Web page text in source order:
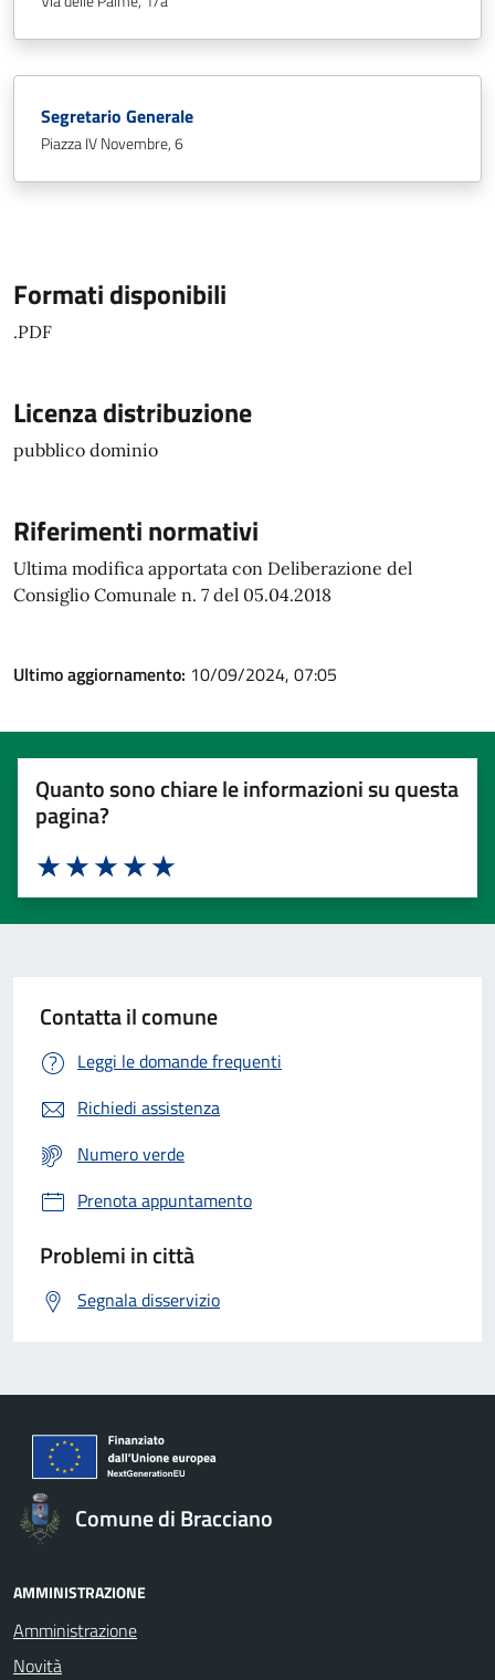
Segretario Generale
Piazza IV Novembre, 6
Formati disponibili
.PDF
Licenza distribuzione
pubblico dominio
Riferimenti normativi
Ultima modifica apportata con Deliberazione del
Consiglio Comunale n. 7 del 05.04.2018
Ultimo aggiornamento: 10/09/2024, 07:05
Quanto sono chiare le informazioni su questa
pagina?
Valuta 5 stelle su 5
Valuta 4 stelle su 5
Valuta 3 stelle su 5
Valuta 2 stelle su 5
Valuta 1 stelle su 5
Contatta il comune
Leggi le domande frequenti
Richiedi assistenza
Numero verde
Prenota appuntamento
Problemi in città
Segnala disservizio
Comune di Bracciano
AMMINISTRAZIONE
Amministrazione
Novità